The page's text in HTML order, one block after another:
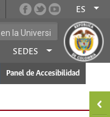
ES
SEDES
Panel de Accesibilidad